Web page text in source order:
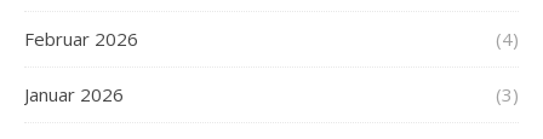
Februar 2026 (4)
Januar 2026 (3)